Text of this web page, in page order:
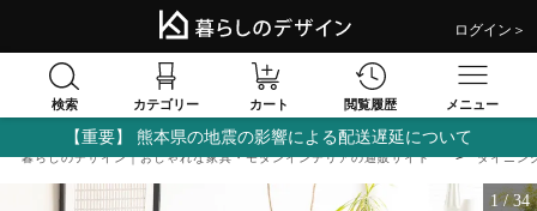
ログイン＞
検索 カテゴリー カート 閲覧履歴 メニュー
【重要】 熊本県の地震の影響による配送遅延について
暮らしのデザイン｜おしゃれな家具・モダンインテリアの通販サイト ダイニン
1 / 34